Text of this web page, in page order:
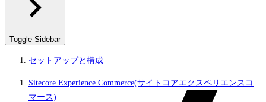
Toggle Sidebar
セットアップと構成
Sitecore Experience Commerce(サイトコアエクスペリエンスコ
マース)